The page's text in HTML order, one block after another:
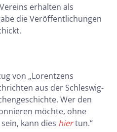
erhalten als
die Veröffentlichungen
.
von „Lorentzens
aus der Schleswig-
Wer den
möchte, ohne
kann dies hiertun.“